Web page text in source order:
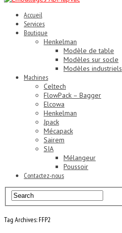
Accueil
Services
Boutique
Henkelman
Modèle de table
Modèles sur socle
Modèles industriels
Machines
Celtech
FlowPack – Bagger
Elcowa
Henkelman
Jpack
Mécapack
Sairem
SIA
Mélangeur
Poussoir
Contactez-nous
Tag Archives: FFP2